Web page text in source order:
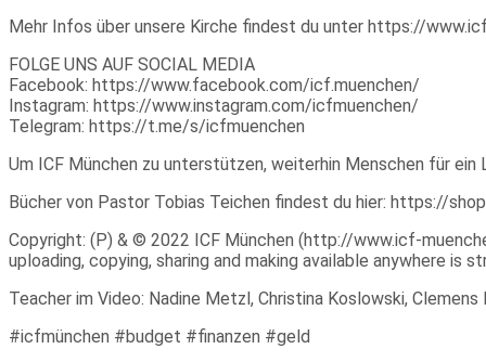
Mehr Infos über unsere Kirche findest du unter https://
FOLGE UNS AUF SOCIAL MEDIA
Facebook: https://www.facebook.com/icf.muenchen/
Instagram: https://www.instagram.com/icfmuenchen/
Telegram: https://t.me/s/icfmuenchen​
Um ICF München zu unterstützen, weiterhin Menschen für
Bücher von Pastor Tobias Teichen findest du hier: https://
Copyright: (P) & © 2022 ICF München (http://www.icf-
uploading, copying, sharing and making available anywhere is
Teacher im Video: Nadine Metzl, Christina Koslowski,
#icfmünchen #budget #finanzen #geld